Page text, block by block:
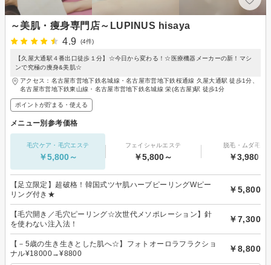
～美肌・痩身専門店～LUPINUS hisaya
4.9
(4件)
【久屋大通駅４番出口徒歩１分】☆今日から変わる！☆医療機器メーカーの新！マシ
ンで究極の痩身&美肌☆
アクセス：名古屋市営地下鉄名城線・名古屋市営地下鉄桜通線 久屋大通駅 徒歩1分、
名古屋市営地下鉄東山線・名古屋市営地下鉄名城線 栄(名古屋)駅 徒歩1分
ポイントが貯まる・使える
メニュー別参考価格
毛穴ケア・毛穴エステ
￥5,800～
フェイシャルエステ
￥5,800～
脱毛・ムダ毛処
￥3,980～
【足立限定】超破格！韓国式ツヤ肌ハーブピーリングWピー
リング付き★
￥5,800
【毛穴開き／毛穴ピーリング☆次世代メソポレーション】針
を使わない注入法！
￥7,300
【－5歳の生き生きとした肌へ☆】フォトオーロラフラクショ
ナル¥18000→¥8800
￥8,800